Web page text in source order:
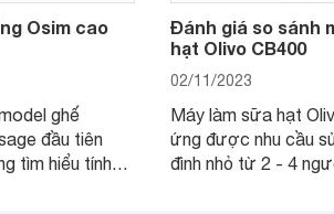
Osim cao
ghế
đầu tiên
tìm hiểu tính
Đánh giá so sánh
hạt Olivo CB400
02/11/2023
Máy làm sữa hạt
ứng được nhu cầu
đình nhỏ từ 2 - 4